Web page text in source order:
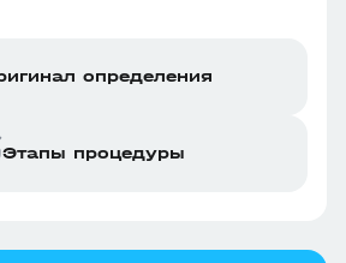
определения
Этапы процедуры